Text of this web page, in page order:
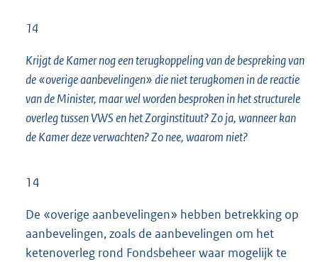
14
Krijgt de Kamer nog een terugkoppeling van de bespreking van
de «overige aanbevelingen» die niet terugkomen in de reactie
van de Minister, maar wel worden besproken in het structurele
overleg tussen VWS en het Zorginstituut? Zo ja, wanneer kan
de Kamer deze verwachten? Zo nee, waarom niet?
14
De «overige aanbevelingen» hebben betrekking op
aanbevelingen, zoals de aanbevelingen om het
ketenoverleg rond Fondsbeheer waar mogelijk te